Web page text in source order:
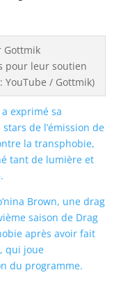
pour leur soutien
YouTube / Gottmik)
a exprimé sa
de l’émission de
la transphobie,
tant de lumière et
Brown, une drag
saison de Drag
après avoir fait
qui joue
du programme.